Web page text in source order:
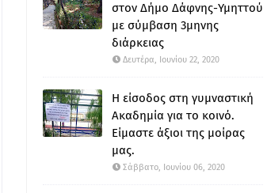
στον Δήμο Δάφνης-Υμηττού
με σύμβαση 3μηνης
διάρκειας
Δευτέρα, Ιουνίου 22, 2020
Η είσοδος στη γυμναστική
Ακαδημία για το κοινό.
Είμαστε άξιοι της μοίρας
μας.
Σάββατο, Ιουνίου 06, 2020